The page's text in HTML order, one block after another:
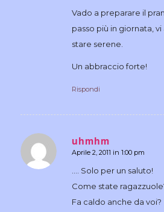
Vado a preparare il
passo più in giornata,
stare serene.
Un abbraccio forte!
Rispondi
uhmhm
dice:
Aprile 2, 2011 in 1:00 pm
…. Solo per un saluto!
Come state
Fa caldo anche da voi?